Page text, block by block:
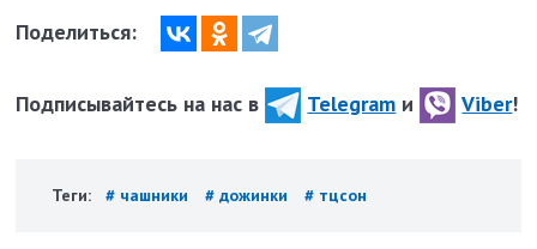
Поделиться:
Подписывайтесь на нас в Telegram и Viber!
Теги: # чашники # дожинки # тцсон